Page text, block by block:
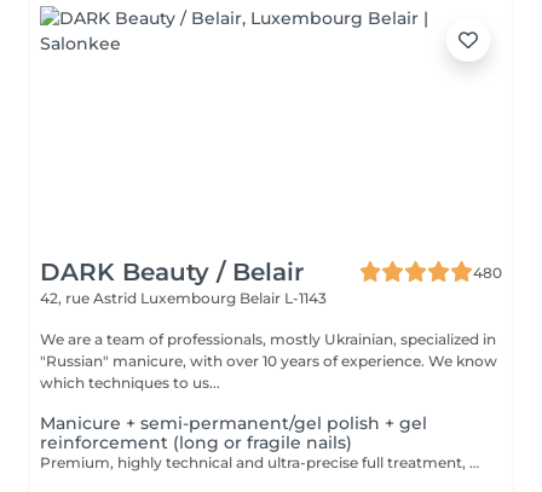
DARK Beauty / Belair
480
42, rue Astrid Luxembourg Belair L-1143
We are a team of professionals, mostly Ukrainian, specialized in
"Russian" manicure, with over 10 years of experience. We know
which techniques to us...
Manicure + semi-permanent/gel polish + gel
reinforcement (long or fragile nails)
Premium, highly technical and ultra-precise full treatment, performed mainly with an e-file to achieve a perfectly clean nail contour and apply the polish as close as possible, even slightly under the cuticle. This technique helps visually delay the regrowth by around 10 days. Visual result: -Extremely well-groomed nails, clean contours, flawless shape -Instagram / photo studio effect: neat, precise, with no visible dry skin We also include a gel reinforcement, recommended for long or fragile or broken nails. A perfect solution for flawless and long-lasting nails: -The average durability is 4 weeks!! Service content -> 95€ : -Removal of old semi-permanent and/or gel polish (if needed, already include in this price/service) -Very meticulous preparation of the nail plate -Removal of dead skin -Shape and file nails -Gentle cuticle care -Correction of the nail shape -Gel reinforcement -Application of semi-permanent nail polish -Application of cuticle oil and hand cream Optional : -Price per nail extension on up to 5 nails (if so please book "WITH simple design") +3€/nail -Price per nail for nail art on up to 5 nails (if so please book "WITH simple design") +3€/nail -Price for simple design (French, Chrome, Baby Boomer, Cat Eyes, Stickers, Foil) 6-10 nails -> +20€ -Price for complex design (3D, Hand drawings, Stamping, French with Chrome, Baby Boomer with Chrome, French with Cat Eyes) 6-10 nails -> +30€